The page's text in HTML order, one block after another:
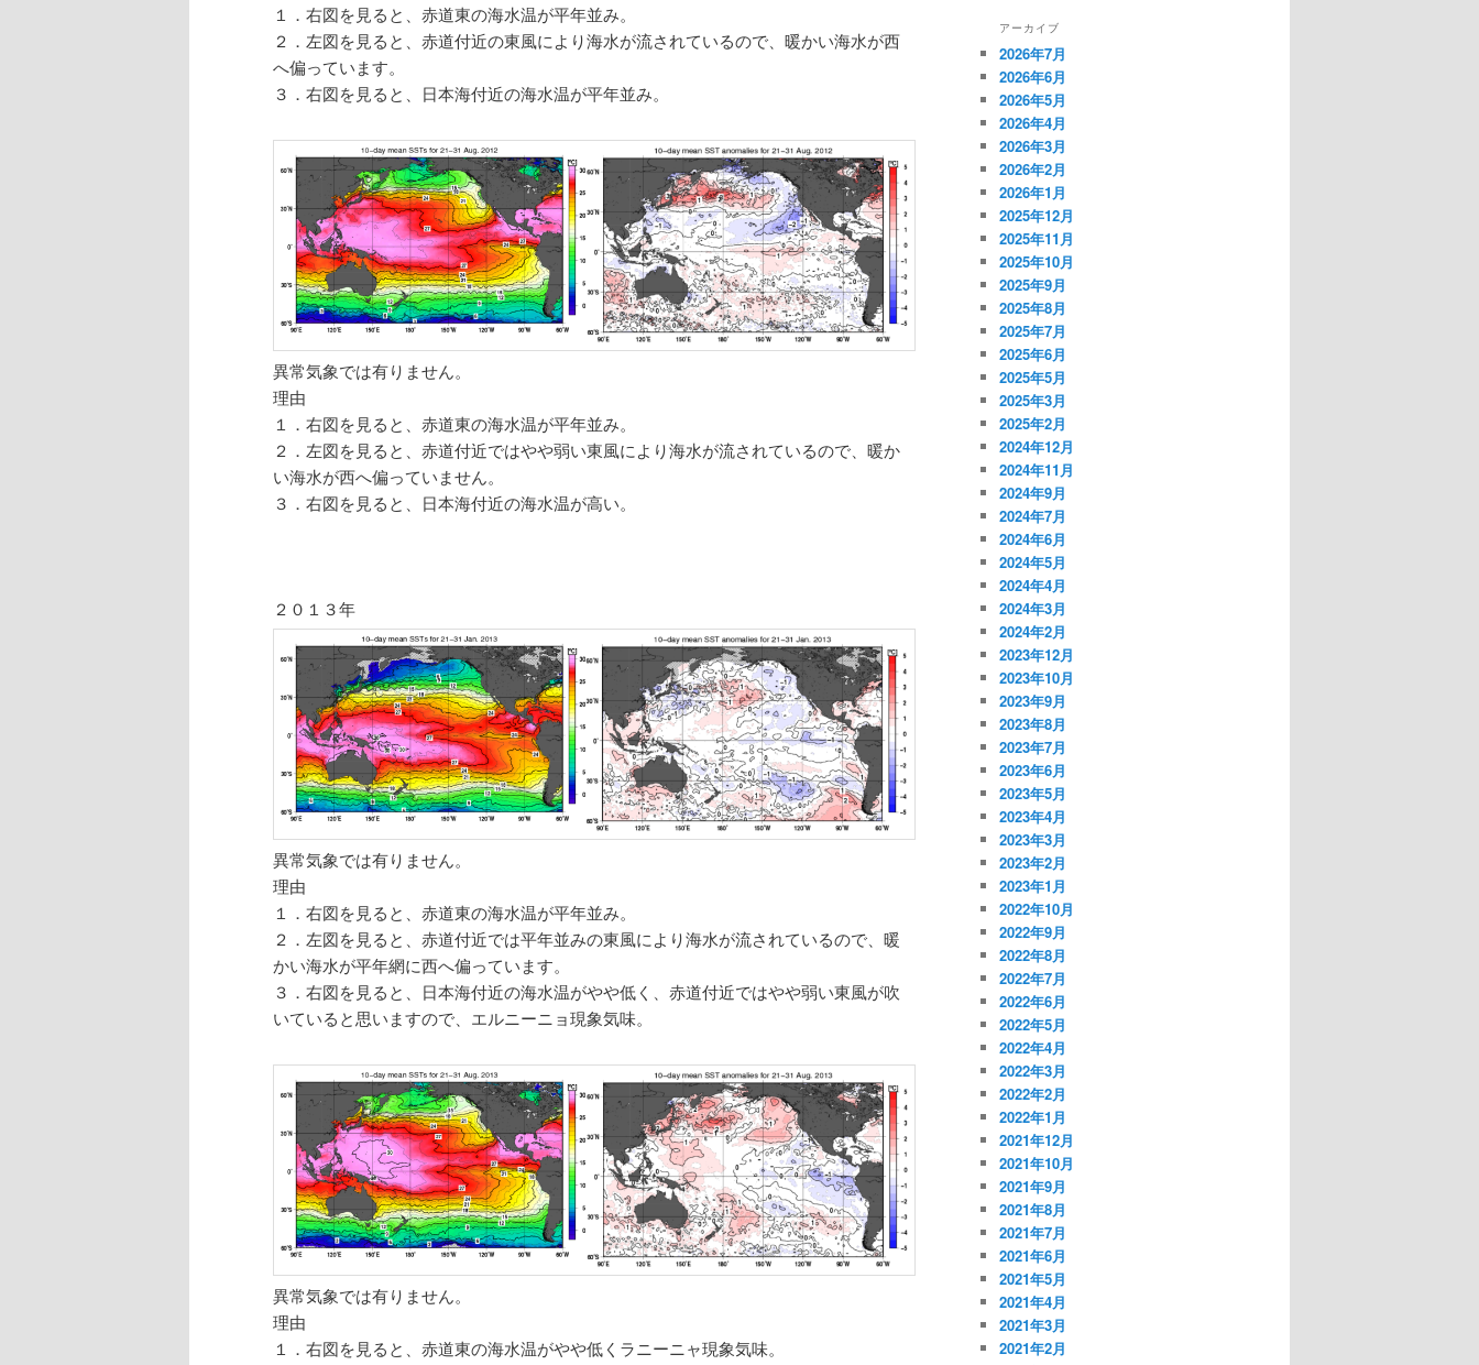
１．右図を見ると、赤道東の海水温が平年並み。
２．左図を見ると、赤道付近の東風により海水が流されているので、暖かい海水が西
へ偏っています。
３．右図を見ると、日本海付近の海水温が平年並み。
異常気象では有りません。
理由
１．右図を見ると、赤道東の海水温が平年並み。
２．左図を見ると、赤道付近ではやや弱い東風により海水が流されているので、暖か
い海水が西へ偏っていません。
３．右図を見ると、日本海付近の海水温が高い。
２０１３年
異常気象では有りません。
理由
１．右図を見ると、赤道東の海水温が平年並み。
２．左図を見ると、赤道付近では平年並みの東風により海水が流されているので、暖
かい海水が平年網に西へ偏っています。
３．右図を見ると、日本海付近の海水温がやや低く、赤道付近ではやや弱い東風が吹
いていると思いますので、エルニーニョ現象気味。
異常気象では有りません。
理由
１．右図を見ると、赤道東の海水温がやや低くラニーニャ現象気味。
アーカイブ
2026年7月
2026年6月
2026年5月
2026年4月
2026年3月
2026年2月
2026年1月
2025年12月
2025年11月
2025年10月
2025年9月
2025年8月
2025年7月
2025年6月
2025年5月
2025年3月
2025年2月
2024年12月
2024年11月
2024年9月
2024年7月
2024年6月
2024年5月
2024年4月
2024年3月
2024年2月
2023年12月
2023年10月
2023年9月
2023年8月
2023年7月
2023年6月
2023年5月
2023年4月
2023年3月
2023年2月
2023年1月
2022年10月
2022年9月
2022年8月
2022年7月
2022年6月
2022年5月
2022年4月
2022年3月
2022年2月
2022年1月
2021年12月
2021年10月
2021年9月
2021年8月
2021年7月
2021年6月
2021年5月
2021年4月
2021年3月
2021年2月